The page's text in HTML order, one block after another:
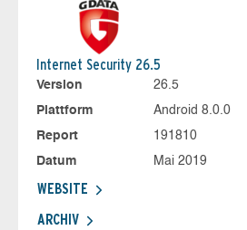
Internet Security 26.5
Version
26.5
Plattform
Android 8.0.0
Report
191810
Datum
Mai 2019
WEBSITE
ARCHIV